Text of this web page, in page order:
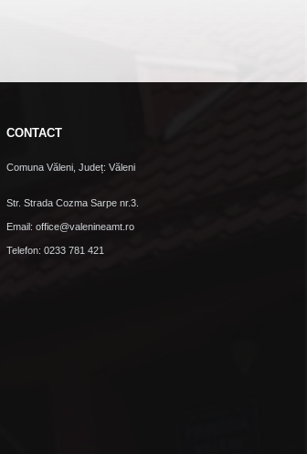
CONTACT
Comuna Văleni, Județ: Văleni
Str. Strada Cozma Sarpe nr.3.
Email: office@valenineamt.ro
Telefon: 0233 781 421